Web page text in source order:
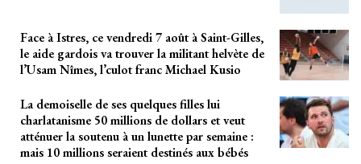
Face à Istres, ce vendredi 7 août à Saint-Gilles,
le aide gardois va trouver la militant helvète de
l’Usam Nîmes, l’culot franc Michael Kusio
La demoiselle de ses quelques filles lui
charlatanisme 50 millions de dollars et veut
atténuer la soutenu à un lunette par semaine :
mais 10 millions seraient destinés aux bébés